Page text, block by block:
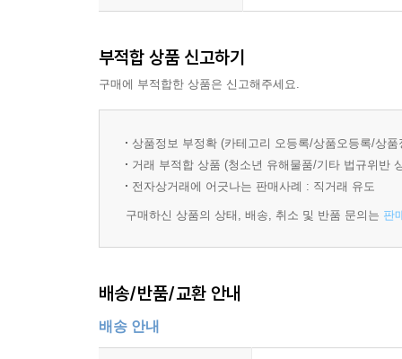
부적합 상품 신고하기
구매에 부적합한 상품은 신고해주세요.
상품정보 부정확 (카테고리 오등록/상품오등록/상
거래 부적합 상품 (청소년 유해물품/기타 법규위반
전자상거래에 어긋나는 판매사례 : 직거래 유도
구매하신 상품의 상태, 배송, 취소 및 반품 문의는 판
배송/반품/교환 안내
배송 안내